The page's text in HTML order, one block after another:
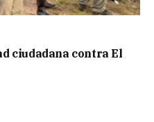
ciudadana contra El